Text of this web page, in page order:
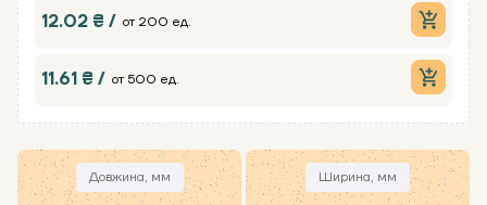
12.02 ₴ / от 200 ед.
11.61 ₴ / от 500 ед.
Довжина, мм Ширина, мм